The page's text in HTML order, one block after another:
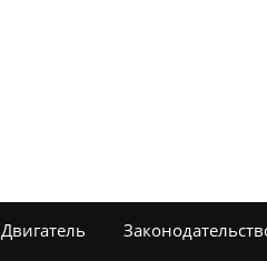
Двигатель